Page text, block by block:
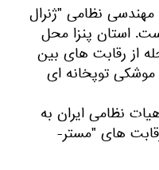
نظامی "ژنرال
استان پنزا محل
از رقابت های بین
موشکی توپخانه ای
نظامی ایران به
های "مستر-